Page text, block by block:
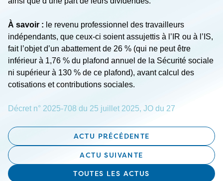
À savoir : le revenu professionnel des travailleurs
indépendants, que ceux-ci soient assujettis à l’IR ou à l’IS,
fait l’objet d’un abattement de 26 % (qui ne peut être
inférieur à 1,76 % du plafond annuel de la Sécurité sociale
ni supérieur à 130 % de ce plafond), avant calcul des
cotisations et contributions sociales.
Décret n° 2025-708 du 25 juillet 2025, JO du 27
ACTU PRÉCÉDENTE
ACTU SUIVANTE
TOUTES LES ACTUS